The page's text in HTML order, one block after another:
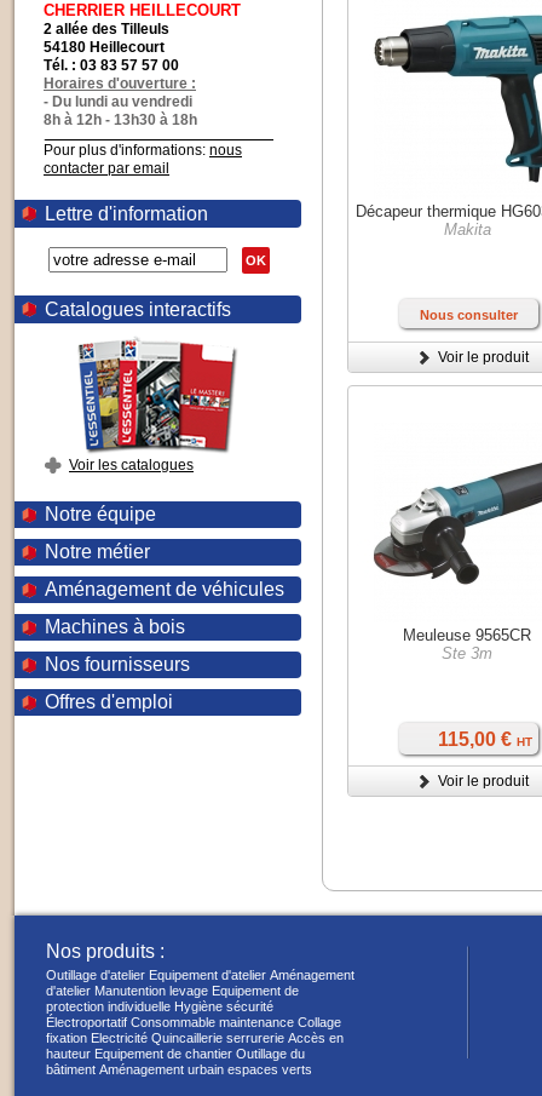
CHERRIER HEILLECOURT
2 allée des Tilleuls
54180 Heillecourt
Tél. : 03 83 57 57 00
Horaires d'ouverture :
- Du lundi au vendredi
8h à 12h - 13h30 à 18h
Pour plus d'informations: nous
contacter par email
Lettre d'information
OK
Catalogues interactifs
Voir les catalogues
Notre équipe
Notre métier
Aménagement de véhicules
Machines à bois
Nos fournisseurs
Offres d'emploi
Décapeur thermique
Makita
Nous consulter
Voir le produit
Meuleuse 9565CR
Ste 3m
115,00 € HT
Voir le produit
Nos produits :
Outillage d'atelier Equipement d'atelier Aménagement
d'atelier Manutention levage Equipement de
protection individuelle Hygiène sécurité
Électroportatif Consommable maintenance Collage
fixation Electricité Quincaillerie serrurerie Accès en
hauteur Equipement de chantier Outillage du
bâtiment Aménagement urbain espaces verts